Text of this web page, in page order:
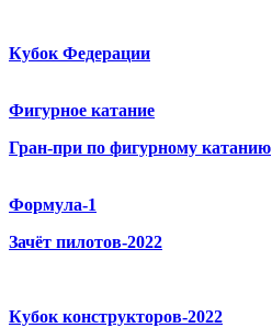
Кубок Федерации
Фигурное катание
Гран-при по фигурному катанию
Формула-1
Зачёт пилотов-2022
Кубок конструкторов-2022